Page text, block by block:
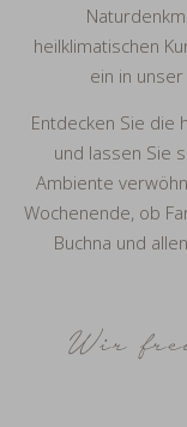
heilklimatischen
ein in
Entdecken Sie die
und lassen Sie
Ambiente
Wochenende, ob
Buchna und
Wir